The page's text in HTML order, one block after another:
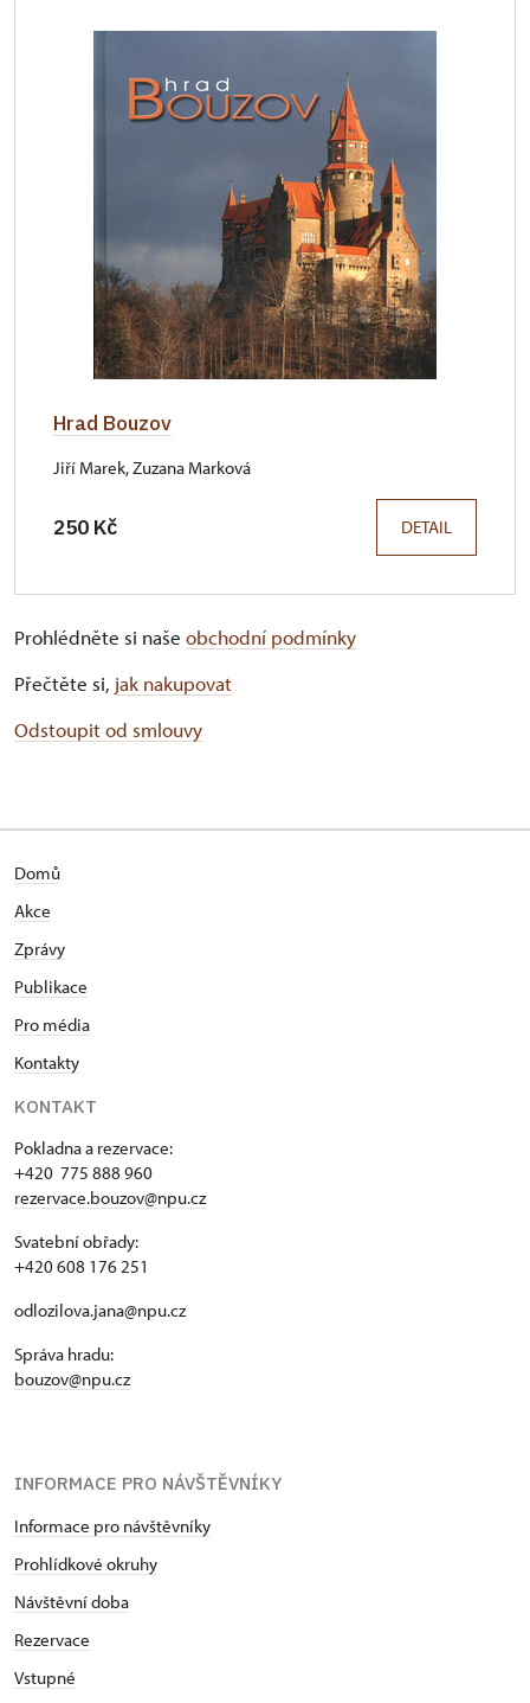
Hrad Bouzov
Jiří Marek, Zuzana Marková
250 Kč DETAIL
Prohlédněte si naše obchodní podmínky
Přečtěte si, jak nakupovat
Odstoupit od smlouvy
Domů
Akce
Zprávy
Publikace
Pro média
Kontakty
KONTAKT
Pokladna a rezervace:
+420 775 888 960
rezervace.bouzov@npu.cz
Svatební obřady:
+420 608 176 251
odlozilova.jana@npu.cz
Správa hradu:
bouzov@npu.cz
INFORMACE PRO NÁVŠTĚVNÍKY
Informace pro návštěvníky
Prohlídkové okruhy
Návštěvní doba
Rezervace
Vstupné